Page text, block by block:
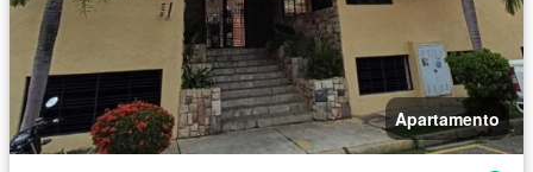
Apartamento